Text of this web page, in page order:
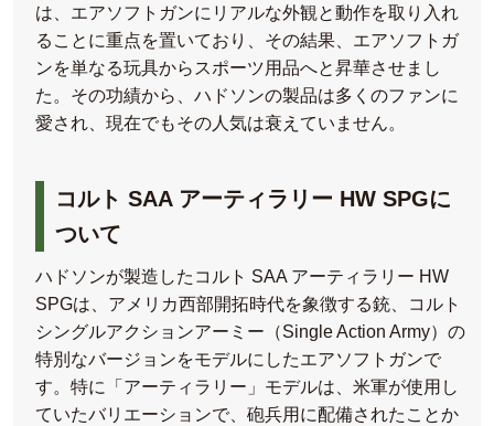
は、エアソフトガンにリアルな外観と動作を取り入れ
ることに重点を置いており、その結果、エアソフトガ
ンを単なる玩具からスポーツ用品へと昇華させまし
た。その功績から、ハドソンの製品は多くのファンに
愛され、現在でもその人気は衰えていません。
コルト SAA アーティラリー HW SPGに
ついて
ハドソンが製造したコルト SAA アーティラリー HW
SPGは、アメリカ西部開拓時代を象徴する銃、コルト
シングルアクションアーミー（Single Action Army）の
特別なバージョンをモデルにしたエアソフトガンで
す。特に「アーティラリー」モデルは、米軍が使用し
ていたバリエーションで、砲兵用に配備されたことか